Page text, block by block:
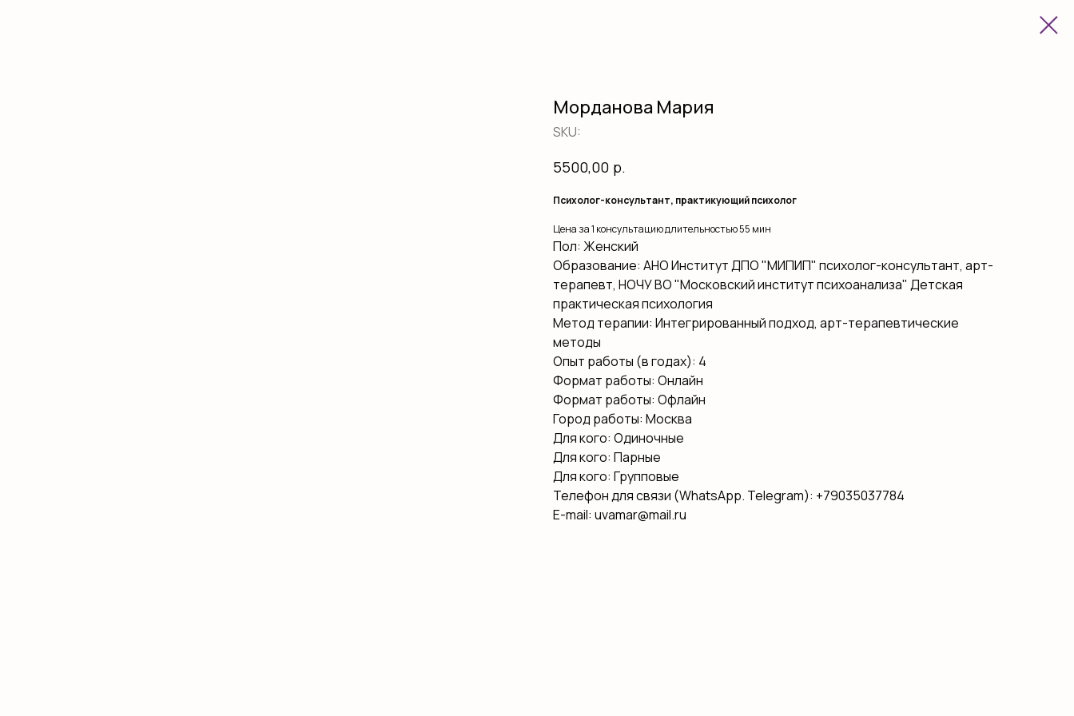
Морданова Мария
SKU:
5500,00 р.
Психолог-консультант, практикующий психолог
Цена за 1 консультацию длительностью 55 мин
Пол: Женский
Образование: АНО Институт ДПО "МИПИП" психолог-консультант, арт-
терапевт, НОЧУ ВО "Московский институт психоанализа" Детская
практическая психология
Метод терапии: Интегрированный подход, арт-терапевтические
методы
Опыт работы (в годах): 4
Формат работы: Онлайн
Формат работы: Офлайн
Город работы: Москва
Для кого: Одиночные
Для кого: Парные
Для кого: Групповые
Телефон для связи (WhatsApp. Telegram): +79035037784
E-mail: uvamar@mail.ru